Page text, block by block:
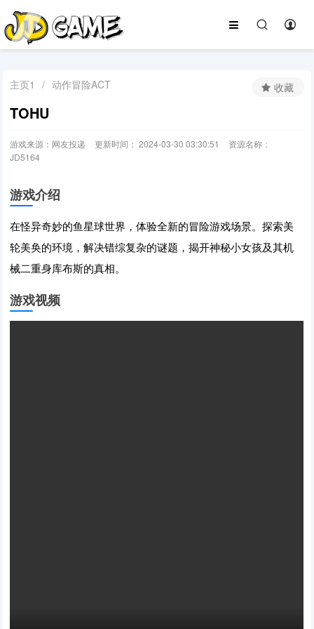
主页1 / 动作冒险ACT
TOHU
游戏来源：网友投递 更新时间： 2024-03-30 03:30:51
资源名称：
JD5164
收藏
游戏介绍
在怪异奇妙的鱼星球世界，体验全新的冒险游戏场景。探索美
轮美奂的环境，解决错综复杂的谜题，揭开神秘小女孩及其机
械二重身库布斯的真相。
游戏视频